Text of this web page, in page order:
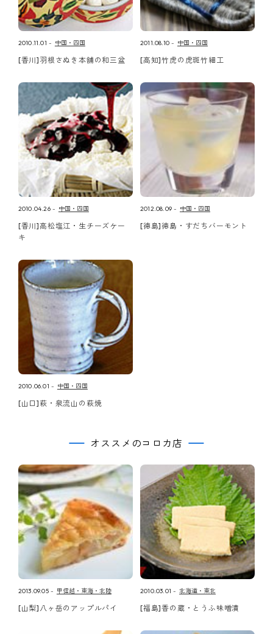
2010.11.01 中国・四国
[香川]羽根さぬき本舗の和三盆
2011.08.10 中国・四国
[高知]竹虎の虎斑竹細工
2010.04.26 中国・四国
[香川]高松塩江・生チーズケー
キ
2012.08.09 中国・四国
[徳島]徳島・すだちバーモント
2010.06.01 中国・四国
[山口]萩・泉流山の萩焼
オススメのコロカ店
2013.09.05 甲信越・東海・北陸
[山梨]八ヶ岳のアップルパイ
2010.03.01 北海道・東北
[福島]香の蔵・とうふ味噌漬